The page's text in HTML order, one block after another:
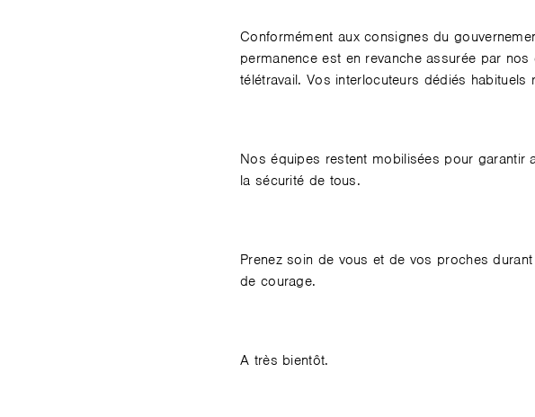
Conformément aux consignes du
permanence est en revanche assurée par
télétravail. Vos interlocuteurs dédiés
Nos équipes restent mobilisées pour garantir
la sécurité de tous.
Prenez soin de vous et de vos proches
de courage.
A très bientôt.